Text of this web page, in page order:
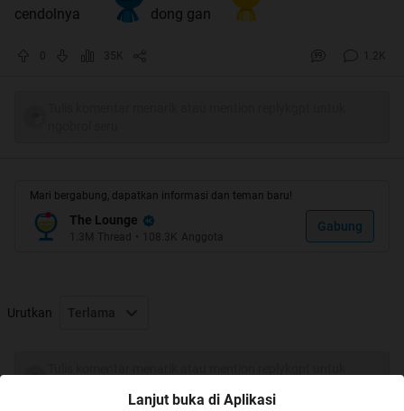
cendolnya dong gan
35K 1.2K
Mari bergabung, dapatkan informasi dan teman baru!
The Lounge
1.3M Thread • 108.3K Anggota
Gabung
Urutkan Terlama
Lanjut buka di Aplikasi